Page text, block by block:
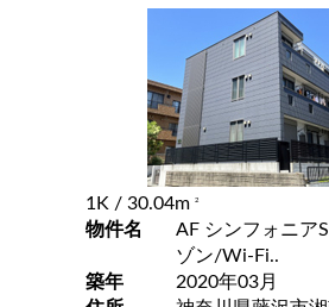
1K / 30.04m 2
物件名
AF シンフォニア
ゾン/Wi-Fi..
築年
2020年03月